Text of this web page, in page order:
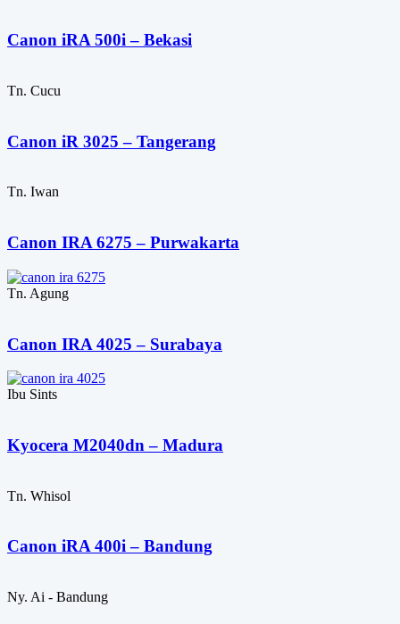
Canon iRA 500i – Bekasi
Tn. Cucu
Canon iR 3025 – Tangerang
Tn. Iwan
Canon IRA 6275 – Purwakarta
Tn. Agung
Canon IRA 4025 – Surabaya
Ibu Sints
Kyocera M2040dn – Madura
Tn. Whisol
Canon iRA 400i – Bandung
Ny. Ai - Bandung